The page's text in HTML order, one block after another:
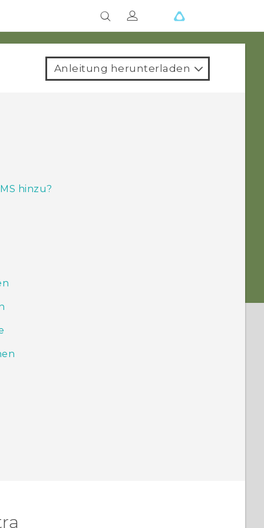
Anleitung herunterladen
hinzu?